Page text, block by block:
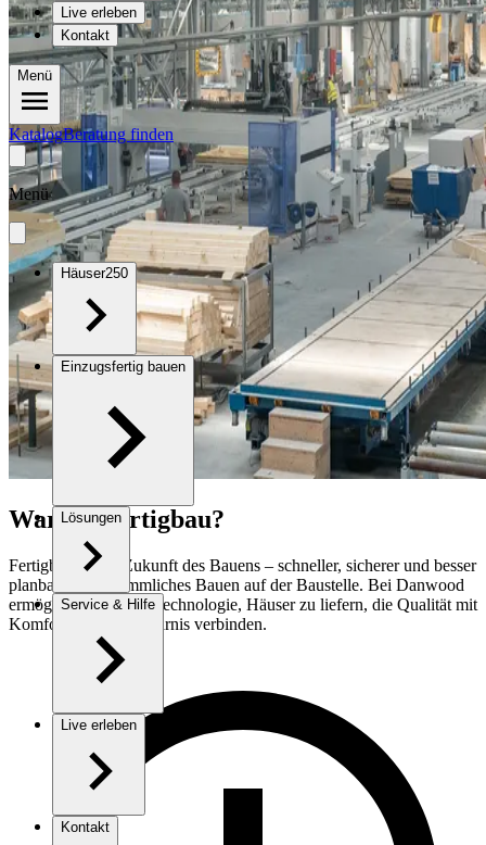
Live erleben
Kontakt
Menü
KatalogBeratung finden
Menü
Häuser250
Einzugsfertig bauen
Lösungen
Service & Hilfe
Live erleben
Kontakt
Warum Fertigbau?
Fertigbau ist die Zukunft des Bauens – schneller, sicherer und besser
planbar als herkömmliches Bauen auf der Baustelle. Bei Danwood
ermöglicht uns diese Technologie, Häuser zu liefern, die Qualität mit
Komfort und Zeitersparnis verbinden.